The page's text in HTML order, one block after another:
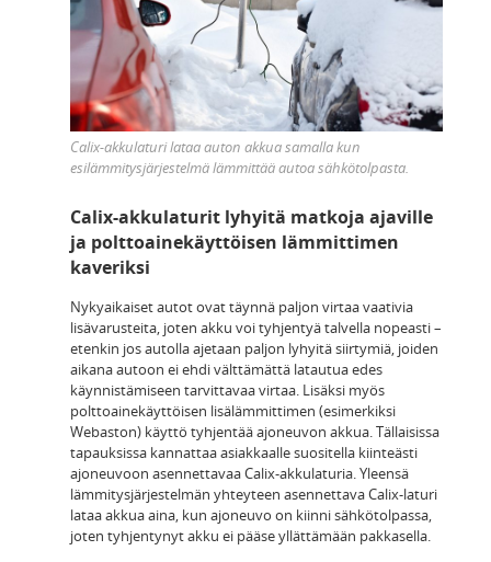
Calix-akkulaturi lataa auton akkua samalla kun
esilämmitysjärjestelmä lämmittää autoa sähkötolpasta.
Calix-akkulaturit lyhyitä matkoja ajaville
ja polttoainekäyttöisen lämmittimen
kaveriksi
Nykyaikaiset autot ovat täynnä paljon virtaa vaativia
lisävarusteita, joten akku voi tyhjentyä talvella nopeasti –
etenkin jos autolla ajetaan paljon lyhyitä siirtymiä, joiden
aikana autoon ei ehdi välttämättä latautua edes
käynnistämiseen tarvittavaa virtaa. Lisäksi myös
polttoainekäyttöisen lisälämmittimen (esimerkiksi
Webaston) käyttö tyhjentää ajoneuvon akkua. Tällaisissa
tapauksissa kannattaa asiakkaalle suositella kiinteästi
ajoneuvoon asennettavaa Calix-akkulaturia. Yleensä
lämmitysjärjestelmän yhteyteen asennettava Calix-laturi
lataa akkua aina, kun ajoneuvo on kiinni sähkötolpassa,
joten tyhjentynyt akku ei pääse yllättämään pakkasella.